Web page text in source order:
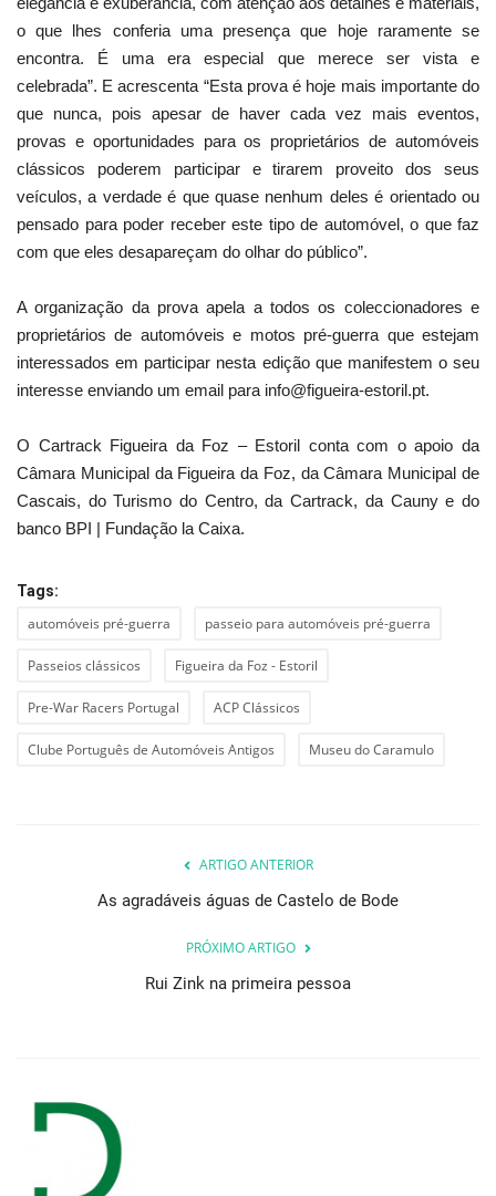
o que lhes conferia uma presença que hoje raramente se
encontra. É uma era especial que merece ser vista e
celebrada”. E acrescenta “Esta prova é hoje mais importante do
que nunca, pois apesar de haver cada vez mais eventos,
provas e oportunidades para os proprietários de automóveis
clássicos poderem participar e tirarem proveito dos seus
veículos, a verdade é que quase nenhum deles é orientado ou
pensado para poder receber este tipo de automóvel, o que faz
com que eles desapareçam do olhar do público”.
A organização da prova apela a todos os coleccionadores e
proprietários de automóveis e motos pré-guerra que estejam
interessados em participar nesta edição que manifestem o seu
interesse enviando um email para info@figueira-estoril.pt.
O Cartrack Figueira da Foz – Estoril conta com o apoio da
Câmara Municipal da Figueira da Foz, da Câmara Municipal de
Cascais, do Turismo do Centro, da Cartrack, da Cauny e do
banco BPI | Fundação la Caixa.
Tags:
automóveis pré-guerra passeio para automóveis pré-guerra
Passeios clássicos Figueira da Foz - Estoril
Pre-War Racers Portugal ACP Clássicos
Clube Português de Automóveis Antigos Museu do Caramulo
ARTIGO ANTERIOR
As agradáveis águas de Castelo de Bode
PRÓXIMO ARTIGO
Rui Zink na primeira pessoa